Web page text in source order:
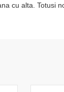
cu alta. Totusi